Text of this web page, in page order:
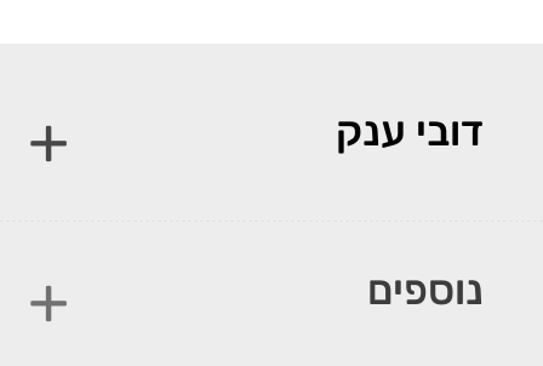
דובי ענק
נוספים